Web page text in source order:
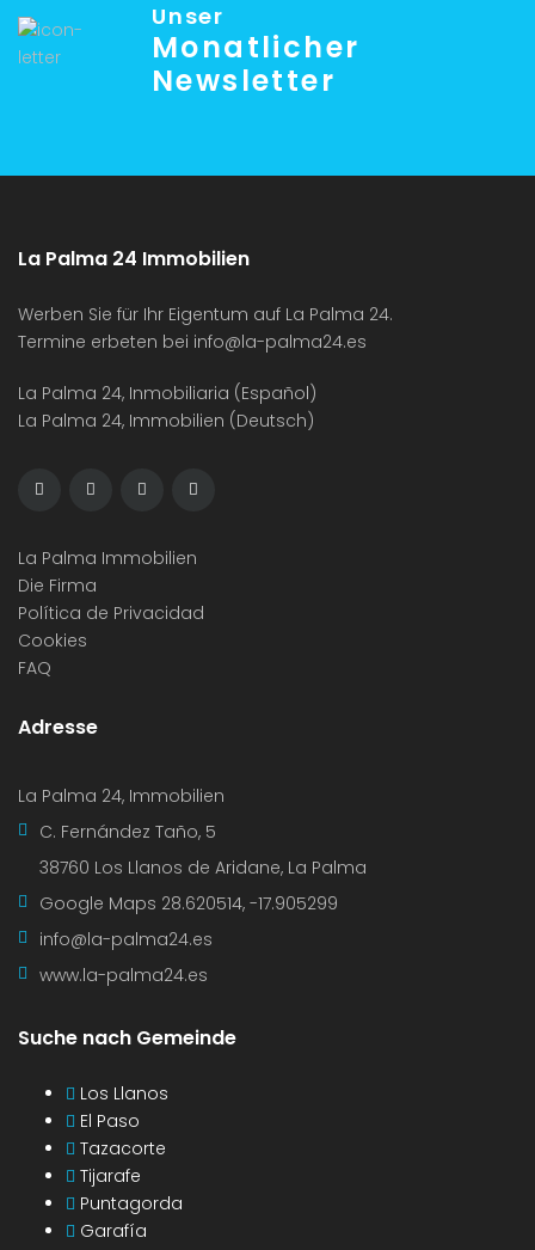
Unser
Monatlicher
Newsletter
La Palma 24 Immobilien
Werben Sie für Ihr Eigentum auf La Palma 24.
Termine erbeten bei info@la-palma24.es
La Palma 24, Inmobiliaria (Español)
La Palma 24, Immobilien (Deutsch)
La Palma Immobilien
Die Firma
Política de Privacidad
Cookies
FAQ
Adresse
La Palma 24, Immobilien
C. Fernández Taño, 5
38760 Los Llanos de Aridane, La Palma
Google Maps 28.620514, -17.905299
info@la-palma24.es
www.la-palma24.es
Suche nach Gemeinde
Los Llanos
El Paso
Tazacorte
Tijarafe
Puntagorda
Garafía